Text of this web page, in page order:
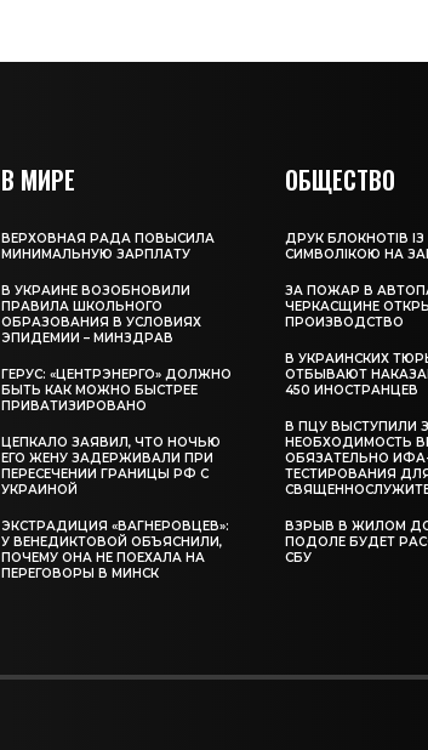
В МИРЕ
ВЕРХОВНАЯ РАДА ПОВЫСИЛА
МИНИМАЛЬНУЮ ЗАРПЛАТУ
В УКРАИНЕ ВОЗОБНОВИЛИ
ПРАВИЛА ШКОЛЬНОГО
ОБРАЗОВАНИЯ В УСЛОВИЯХ
ЭПИДЕМИИ – МИНЗДРАВ
ГЕРУС: «ЦЕНТРЭНЕРГО» ДОЛЖНО
БЫТЬ КАК МОЖНО БЫСТРЕЕ
ПРИВАТИЗИРОВАНО
ЦЕПКАЛО ЗАЯВИЛ, ЧТО НОЧЬЮ
ЕГО ЖЕНУ ЗАДЕРЖИВАЛИ ПРИ
ПЕРЕСЕЧЕНИИ ГРАНИЦЫ РФ С
УКРАИНОЙ
ЭКСТРАДИЦИЯ «ВАГНЕРОВЦЕВ»:
У ВЕНЕДИКТОВОЙ ОБЪЯСНИЛИ,
ПОЧЕМУ ОНА НЕ ПОЕХАЛА НА
ПЕРЕГОВОРЫ В МИНСК
ОБЩЕСТВО
ДРУК БЛОКНОТІВ ІЗ
СИМВОЛІКОЮ НА
ЗА ПОЖАР В
ЧЕРКАСЩИНЕ
ПРОИЗВОДСТВО
В УКРАИНСКИХ
ОТБЫВАЮТ
450 ИНОСТРАНЦЕВ
В ПЦУ ВЫСТУПИЛИ
НЕОБХОДИМОСТЬ
ОБЯЗАТЕЛЬНО
ТЕСТИРОВАНИЯ
ВЗРЫВ В ЖИЛОМ
ПОДОЛЕ БУДЕТ
СБУ